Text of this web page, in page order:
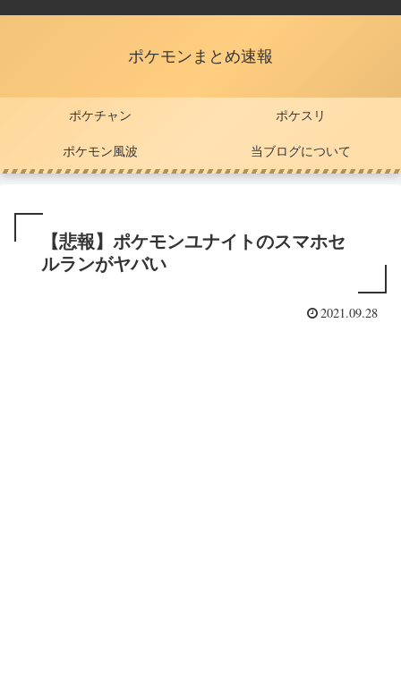
ポケモンまとめ速報
ポケチャン ポケスリ
ポケモン風波 当ブログについて
【悲報】ポケモンユナイトのスマホセ
ルランがヤバい
2021.09.28